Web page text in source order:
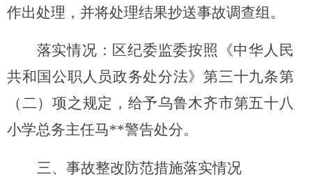
作出处理，并将处理结果抄送事故调查组。
落实情况：区纪委监委按照《中华人民
共和国公职人员政务处分法》第三十九条第
（二）项之规定，给予乌鲁木齐市第五十八
小学总务主任马**警告处分。
三、事故整改防范措施落实情况